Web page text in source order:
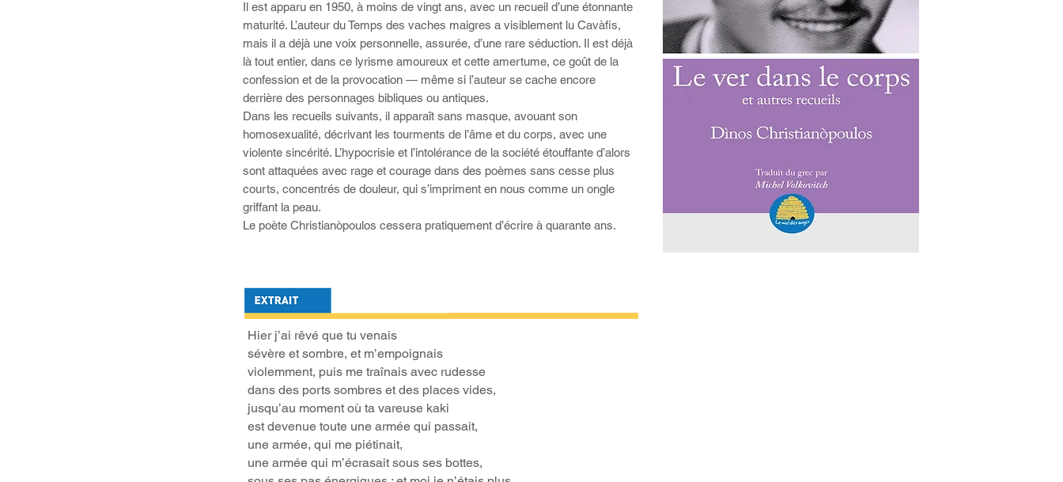
Il est apparu en 1950, à moins de vingt ans, avec un recueil d’une étonnante
maturité. L’auteur du Temps des vaches maigres a visiblement lu Cavàfis,
mais il a déjà une voix personnelle, assurée, d’une rare séduction. Il est déjà
là tout entier, dans ce lyrisme amoureux et cette amertume, ce goût de la
confession et de la provocation — même si l’auteur se cache encore
derrière des personnages bibliques ou antiques.
Dans les recueils suivants, il apparaît sans masque, avouant son
homosexualité, décrivant les tourments de l’âme et du corps, avec une
violente sincérité. L’hypocrisie et l’intolérance de la société étouffante d’alors
sont attaquées avec rage et courage dans des poèmes sans cesse plus
courts, concentrés de douleur, qui s’impriment en nous comme un ongle
griffant la peau.
Le poète Christianòpoulos cessera pratiquement d’écrire à quarante ans.
Hier j’ai rêvé que tu venais
sévère et sombre, et m’empoignais
violemment, puis me traînais avec rudesse
dans des ports sombres et des places vides,
jusqu’au moment où ta vareuse kaki
est devenue toute une armée qui passait,
une armée, qui me piétinait,
une armée qui m’écrasait sous ses bottes,